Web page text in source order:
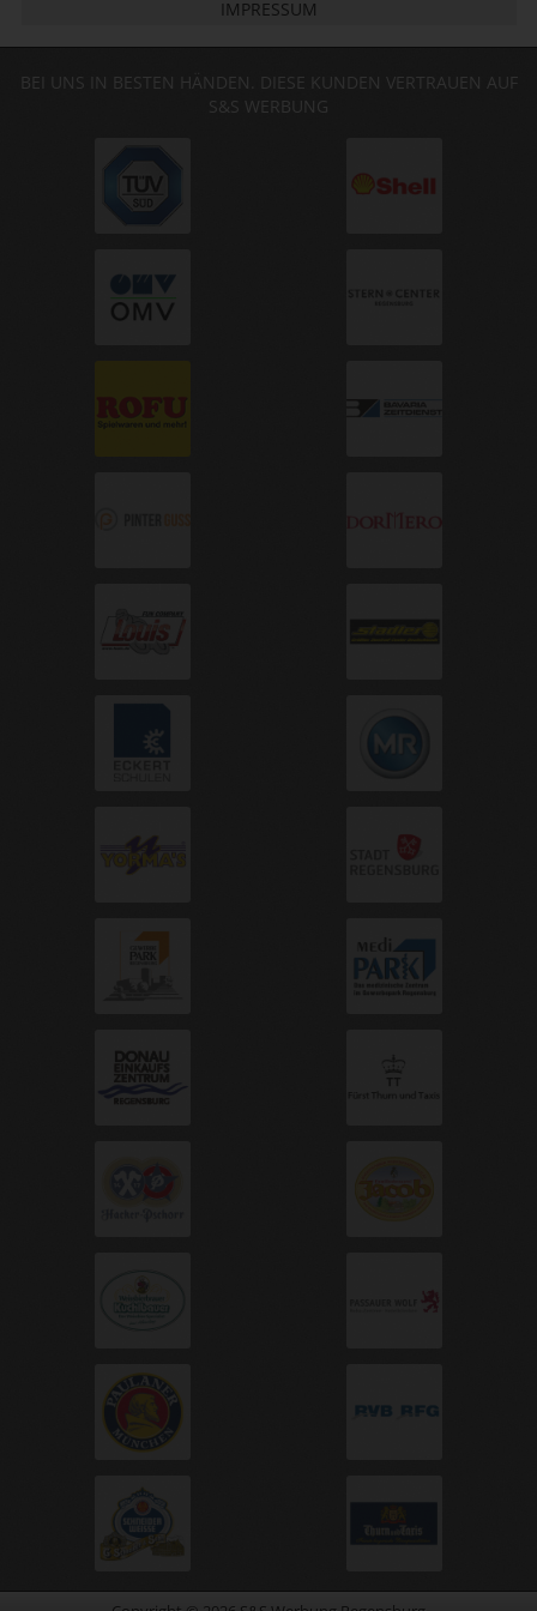
IMPRESSUM
BEI UNS IN BESTEN HÄNDEN. DIESE KUNDEN VERTRAUEN AUF
S&S WERBUNG